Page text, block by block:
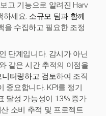
고 기능으로 알려진 Harv
하세요. 소규모 팀과 함께
을 수집하고 필요한 조정
단계입니다. 감시가 아닌
같은 시간 추적의 이점을
니터링하고 검토하여 조직
중요합니다. KPI를 정기
달성 가능성이 13% 증가
소비 추적 및 프로젝트